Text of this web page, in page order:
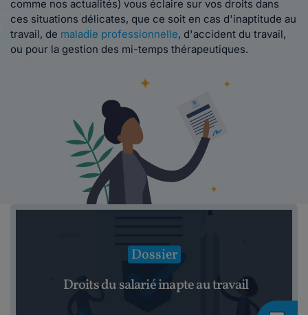
comme nos actualités) vous éclaire sur vos droits dans
ces situations délicates, que ce soit en cas d'inaptitude au
travail, de maladie professionnelle, d'accident du travail,
ou pour la gestion des mi-temps thérapeutiques.
Dossier
Droits du salarié inapte au travail